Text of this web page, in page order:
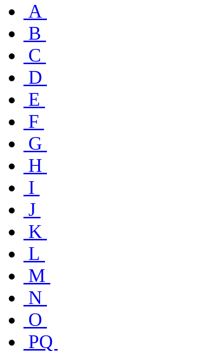
A
B
C
D
E
F
G
H
I
J
K
L
M
N
O
PQ